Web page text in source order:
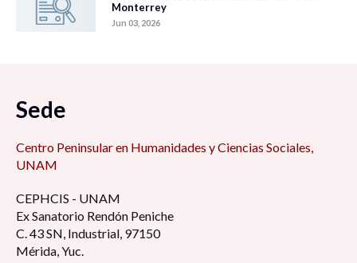
Monterrey
Jun 03, 2026
Sede
Centro Peninsular en Humanidades y Ciencias Sociales,
UNAM
CEPHCIS - UNAM
Ex Sanatorio Rendón Peniche
C. 43 SN, Industrial, 97150
Mérida, Yuc.